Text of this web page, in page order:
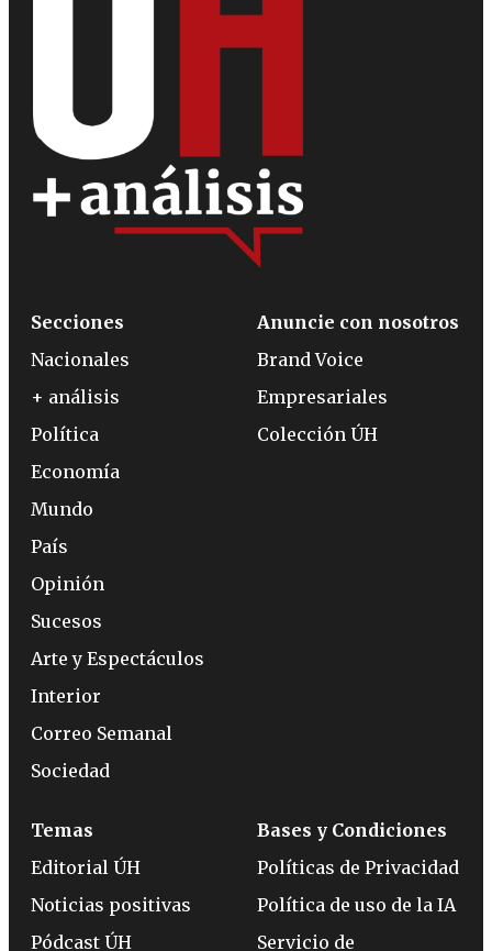
Secciones
Nacionales
+ análisis
Política
Economía
Mundo
País
Opinión
Sucesos
Arte y Espectáculos
Interior
Correo Semanal
Sociedad
Anuncie con nosotros
Brand Voice
Empresariales
Colección ÚH
Temas
Editorial ÚH
Noticias positivas
Pódcast ÚH
Bases y Condiciones
Políticas de Privacidad
Política de uso de la IA
Servicio de